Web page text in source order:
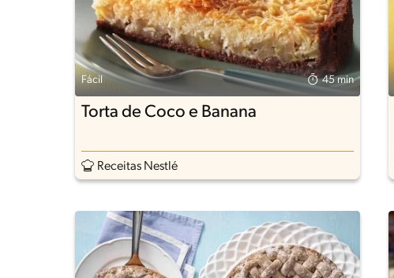
Fácil 45 min
Torta de Coco e Banana
Receitas Nestlé